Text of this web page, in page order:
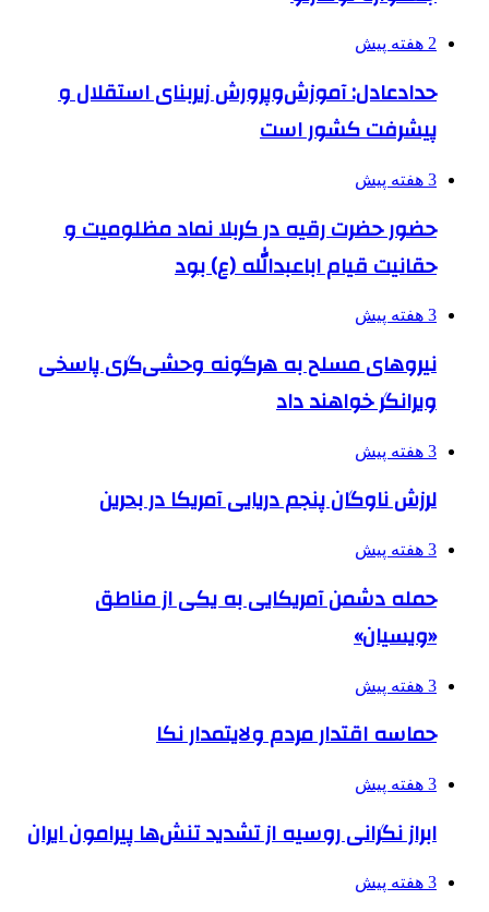
2 هفته پیش
حدادعادل: آموزش‌وپرورش زیربنای استقلال و
پیشرفت کشور است
3 هفته پیش
حضور حضرت رقیه در کربلا نماد مظلومیت و
حقانیت قیام اباعبدالله (ع) بود
3 هفته پیش
نیروهای مسلح به هرگونه وحشی‌گری پاسخی
ویرانگر خواهند داد
3 هفته پیش
لرزش ناوگان پنجم دریایی آمریکا در بحرین
3 هفته پیش
حمله دشمن آمریکایی به یکی از مناطق
«ویسیان»
3 هفته پیش
حماسه اقتدار مردم ولایتمدار نکا
3 هفته پیش
ابراز نگرانی روسیه از تشدید تنش‌ها پیرامون ایران
3 هفته پیش